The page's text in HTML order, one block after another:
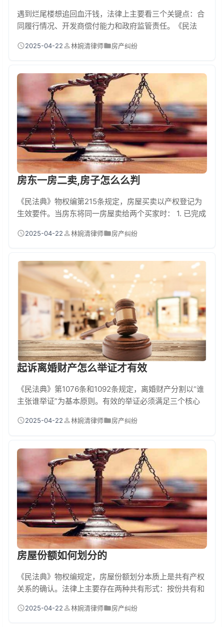
遇到烂尾楼想追回血汗钱，法律上主要看三个关键点：合
同履行情况、开发商偿付能力和政府监管责任。《民法
款；《企业破产法》规定开发商资不抵债时可通过破产程
房者享有优先受偿权。但需要准备购房合同、付款凭证等
完整证据链，建议尽快委托专业律师介入。 一、烂尾楼自
救指南：钱要这样追 去年我处理过一个典型案例，杭...
2025-04-22 林婉清律师 房产纠纷
房东一房二卖,房子怎么么判
《民法典》物权编第215条规定，房屋买卖以产权登记为
生效要件。当房东将同一房屋卖给两个买家时： 1. 已完成
违约责任3. 若存在恶意串通情形，后签合同被认定无效4.
后的法律博弈战 去年有个真实案例，房东张三先把房子卖
给李四，收了30万首付没办过户。两个月后又高价卖给王
五并完成过户。最终法院把...
2025-04-22 林婉清律师 房产纠纷
起诉离婚财产怎么举证才有效
《民法典》第1076条和1092条规定，离婚财产分割以“谁
主张谁举证”为基本原则。有效的举证必须满足三个核心
接相关）、证据真实性（未被篡改）。发现对方转移财
头陈述或猜测难以被法院采信。 离婚财产举证全攻略：手
把手教你收集证据 离婚财产举证就像玩“侦探游戏”，关键
要掌握这三类证据：
2025-04-22 林婉清律师 房产纠纷
房屋份额如何划分的
《民法典》物权编规定，房屋份额划分本质上是共有产权
关系的确认。法律上主要存在两种共有形式：按份共有和
共同共有则默认均等分割。划分依据包括出资证明、书面
2025-04-22 林婉清律师 房产纠纷